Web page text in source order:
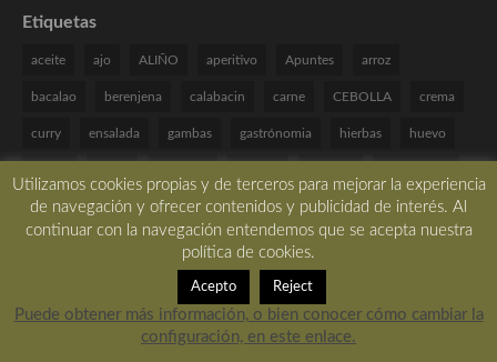
Etiquetas
aceite ajo ALIÑO aperitivo Apuntes arroz
bacalao berenjena calabacin carne CEBOLLA crema
curry ensalada gambas gastrónomia hierbas huevo
patata pimiento pollo queso receta recetas
romero salmon
sin gluten sin huevo
tomate Técnicas de cocina verduras VINAGRETA yogur
Utilizamos cookies propias y de terceros para mejorar la experiencia
de navegación y ofrecer contenidos y publicidad de interés. Al
continuar con la navegación entendemos que se acepta nuestra
política de cookies.
Acepto Reject
Puede obtener más información, o bien conocer cómo cambiar la
configuración, en este enlace.